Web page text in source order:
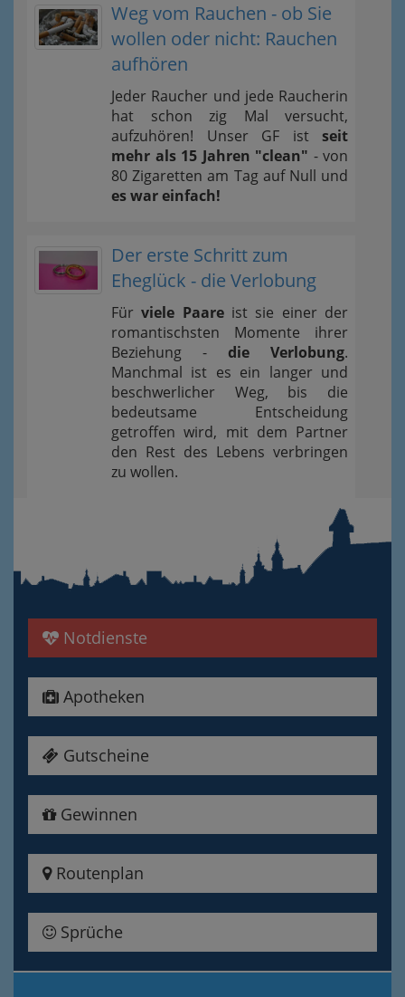
Weg vom Rauchen - ob Sie
wollen oder nicht: Rauchen
aufhören
Jeder Raucher und jede Raucherin
hat schon zig Mal versucht,
aufzuhören! Unser GF ist seit
mehr als 15 Jahren "clean" - von
80 Zigaretten am Tag auf Null und
es war einfach!
Der erste Schritt zum
Eheglück - die Verlobung
Fürviele Paareist sie einer der
romantischsten Momente ihrer
Beziehung - die Verlobung.
Manchmal ist es ein langer und
beschwerlicher Weg, bis die
bedeutsame Entscheidung
getroffen wird, mit dem Partner
den Rest des Lebens verbringen
zu wollen.
Notdienste
Apotheken
Gutscheine
Gewinnen
Routenplan
Sprüche